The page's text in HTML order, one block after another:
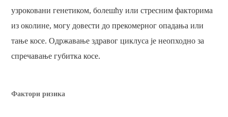
узроковани генетиком, болешћу или стресним факторима
из околине, могу довести до прекомерног опадања или
тање косе. Одржавање здравог циклуса је неопходно за
спречавање губитка косе.
Фактори ризика